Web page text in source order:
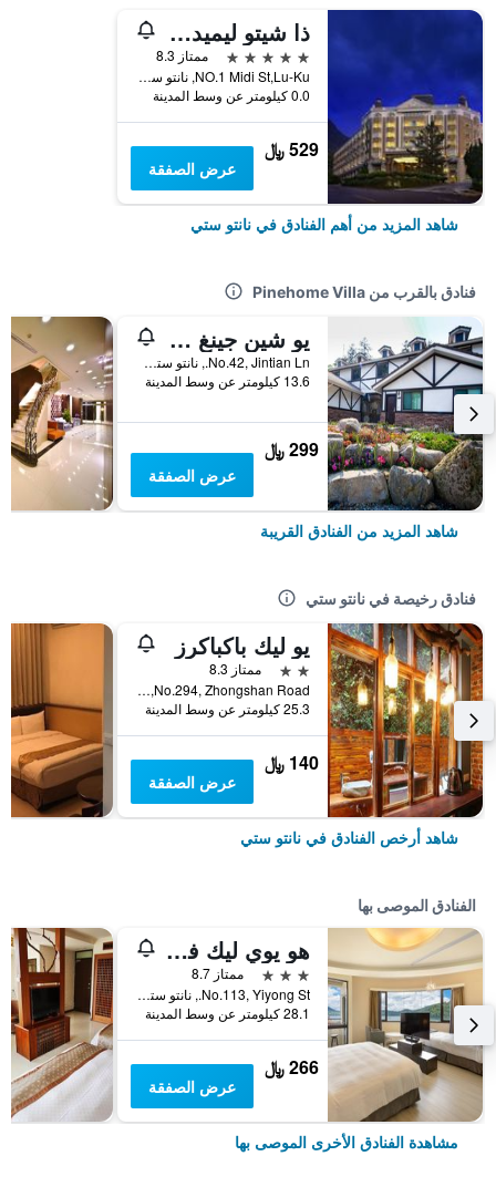
ذا شيتو ليميدي هوتل
5 نجوم
ممتاز 8.3
NO.1 Midi St,Lu-Ku, نانتو ستي, تايوان
0.0 كيلومتر عن وسط المدينة
529 ﷼
عرض الصفقة
شاهد المزيد من أهم الفنادق في نانتو ستي
فنادق بالقرب من Pinehome Villa
يو شين جينغ ريزورت
No.42, Jintian Ln., نانتو ستي, تايوان
13.6 كيلومتر عن وسط المدينة
299 ﷼
عرض الصفقة
شاهد المزيد من الفنادق القريبة
فنادق رخيصة في نانتو ستي
يو ليك باكباكرز
2 نجمتين
ممتاز 8.3
No.294, Zhongshan Road, نانتو ستي, تايوان
25.3 كيلومتر عن وسط المدينة
140 ﷼
عرض الصفقة
شاهد أرخص الفنادق في نانتو ستي
الفنادق الموصى بها
هو يوي ليك فيو هوتل
3 نجوم
ممتاز 8.7
No.113, Yiyong St., نانتو ستي, تايوان
28.1 كيلومتر عن وسط المدينة
266 ﷼
عرض الصفقة
مشاهدة الفنادق الأخرى الموصى بها